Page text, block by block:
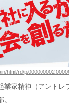
html/rd/p/
業家精神（アントレ